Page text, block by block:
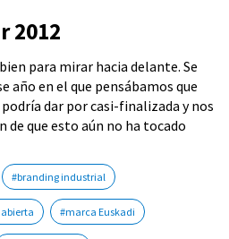
2012
para mirar hacia delante. Se
año en el que pensábamos que
dar por casi-finalizada y nos
de que esto aún no ha tocado
#branding industrial
#marca Euskadi